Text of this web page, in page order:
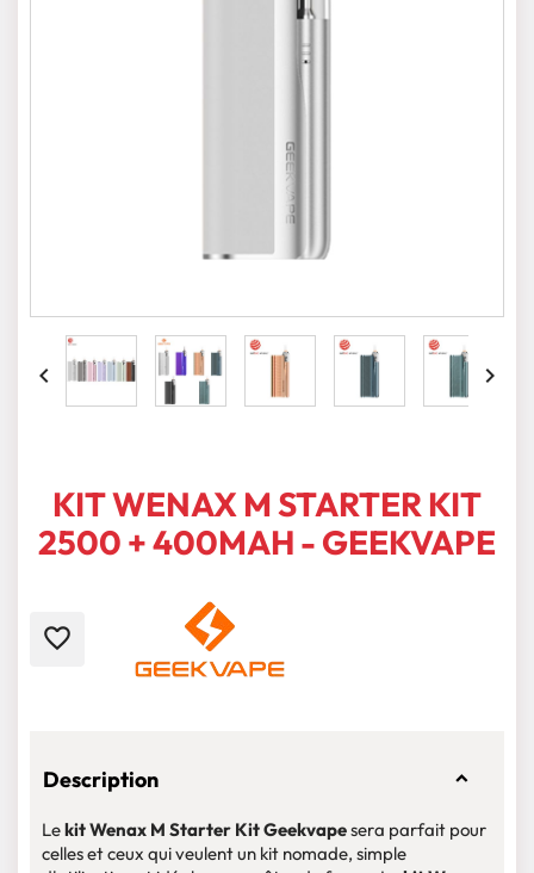
 
KIT WENAX M STARTER KIT
2500 + 400MAH - GEEKVAPE
favorite_border
Description
Lekit Wenax M Starter Kit Geekvapesera parfait pour
celles et ceux qui veulent un kit nomade, simple